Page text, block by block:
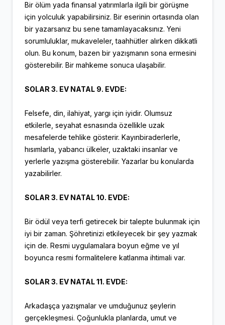
Bir ölüm yada finansal yatırımlarla ilgili bir görüşme
için yolculuk yapabilirsiniz. Bir eserinin ortasında olan
bir yazarsanız bu sene tamamlayacaksınız. Yeni
sorumluluklar, mukaveleler, taahhütler alırken dikkatli
olun. Bu konum, bazen bir yazışmanın sona ermesini
gösterebilir. Bir mahkeme sonuca ulaşabilir.
SOLAR 3. EV NATAL 9. EVDE:
Felsefe, din, ilahiyat, yargı için iyidir. Olumsuz
etkilerle, seyahat esnasında özellikle uzak
mesafelerde tehlike gösterir. Kayınbiraderlerle,
hısımlarla, yabancı ülkeler, uzaktaki insanlar ve
yerlerle yazışma gösterebilir. Yazarlar bu konularda
yazabilirler.
SOLAR 3. EV NATAL 10. EVDE:
Bir ödül veya terfi getirecek bir talepte bulunmak için
iyi bir zaman. Şöhretinizi etkileyecek bir şey yazmak
için de. Resmi uygulamalara boyun eğme ve yıl
boyunca resmi formalitelere katlanma ihtimali var.
SOLAR 3. EV NATAL 11. EVDE:
Arkadaşça yazışmalar ve umduğunuz şeylerin
gerçekleşmesi. Çoğunlukla planlarda, umut ve